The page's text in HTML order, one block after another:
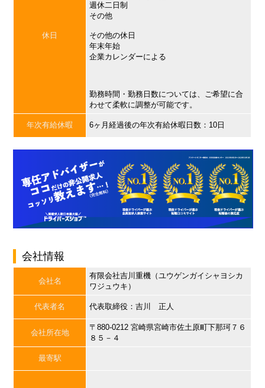
休日
週休二日制
その他
その他の休日
年末年始
企業カレンダーによる
勤務時間・勤務日数については、ご希望に合
わせて柔軟に調整が可能です。
年次有給休暇 6ヶ月経過後の年次有給休暇日数：10日
会社情報
会社名
有限会社吉川重機（ユウゲンガイシャヨシカ
ワジュウキ）
代表者名 代表取締役：吉川 正人
会社所在地
〒880-0212 宮崎県宮崎市佐土原町下那珂７６
８５－４
最寄駅